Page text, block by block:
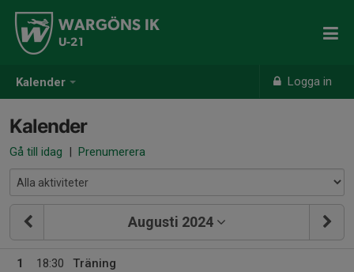
Kalender Logga in
WARGÖNS IK
U-21
Kalender
Gå till idag | Prenumerera
Augusti 2024
1
18:30
Träning